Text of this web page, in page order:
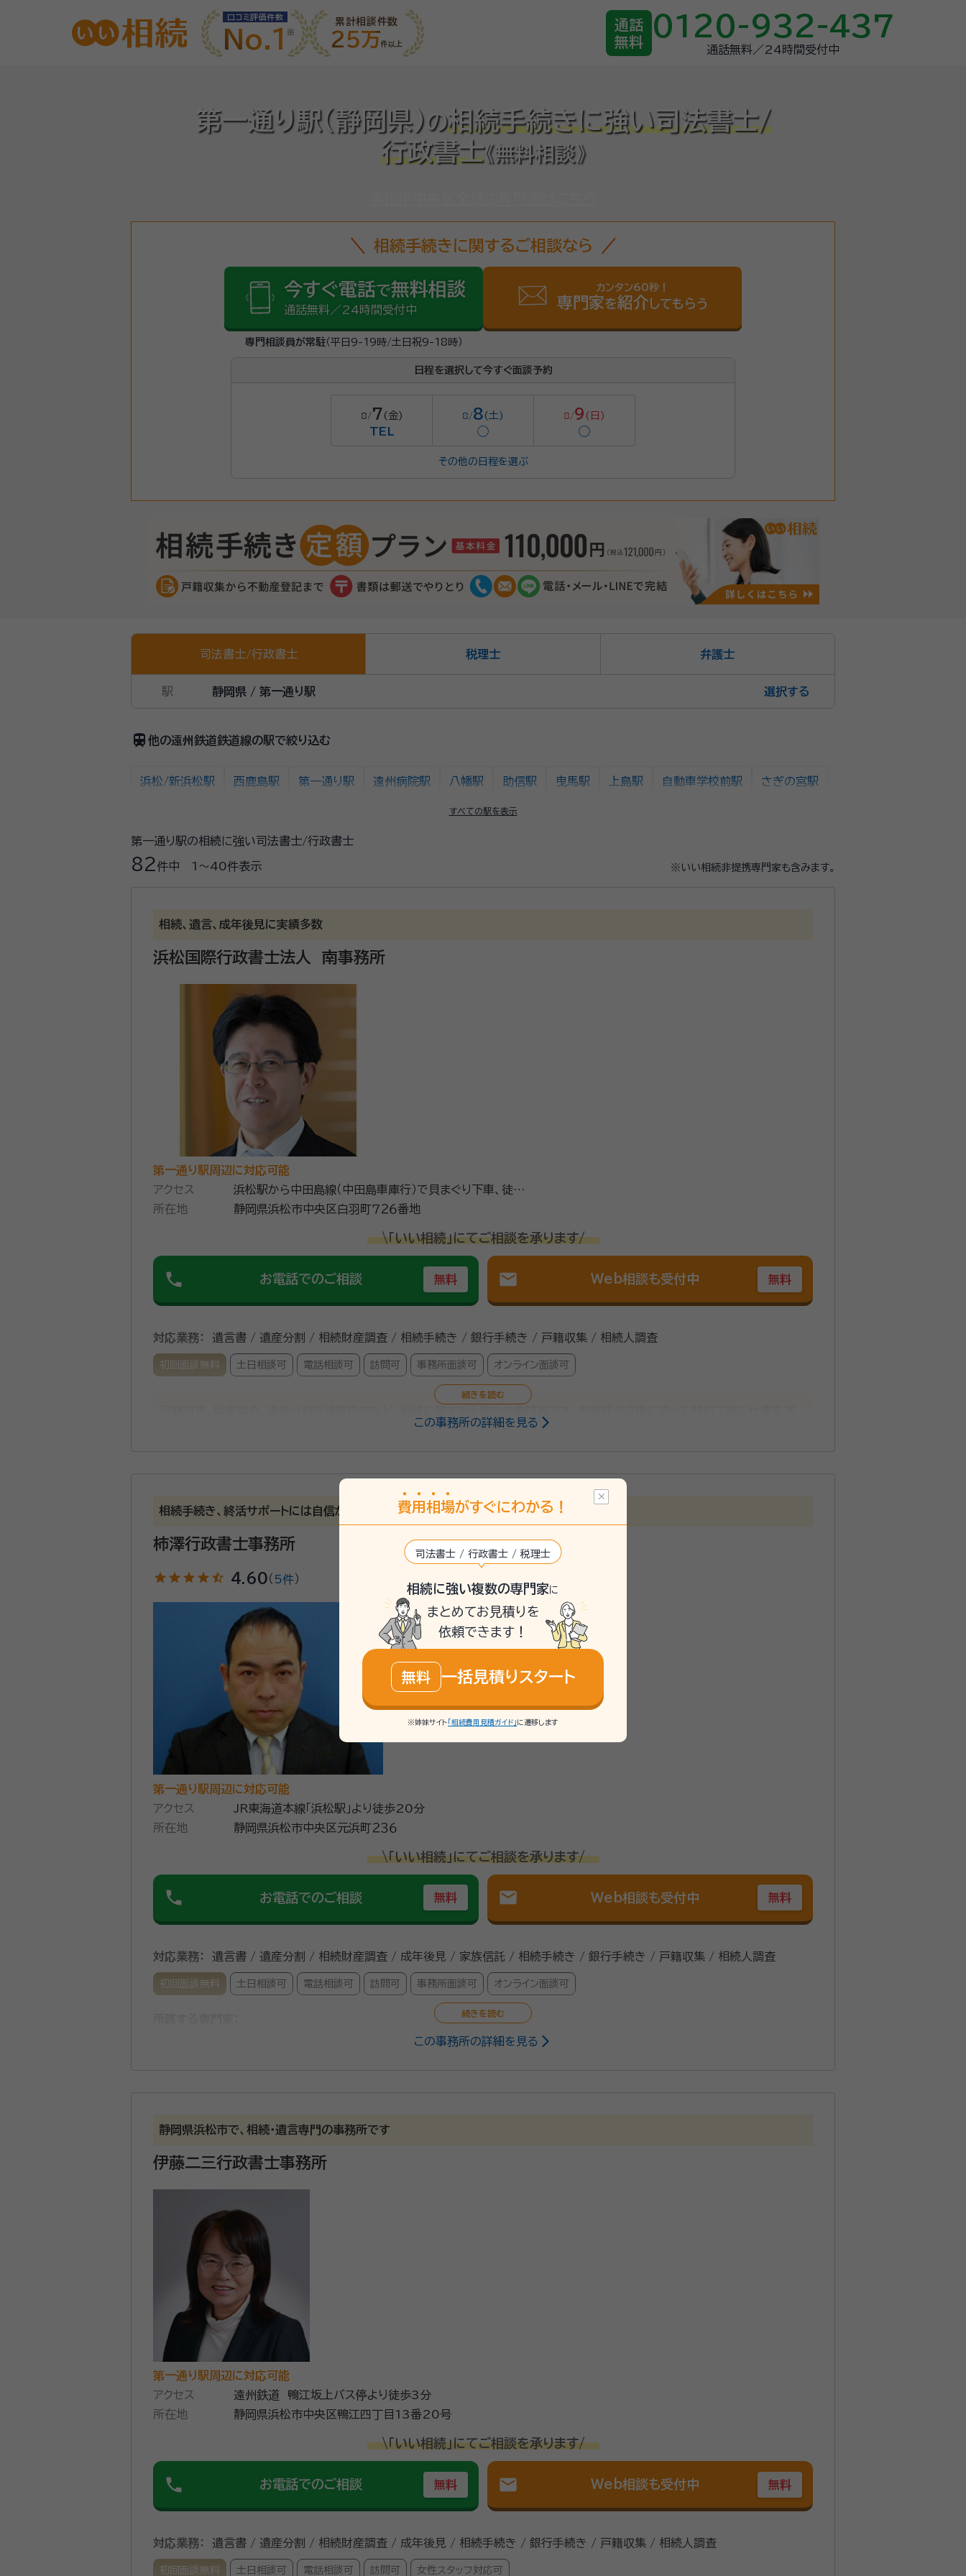
口コミ評価件数
No.1
累計相談件数
25万件以上
通話
無料
0120-932-437
通話無料／24時間受付中
第一通り駅(静岡県) の相続手続きに強い司法書士/
行政書士《無料相談》
相続手続きに関するご相談なら
今すぐ電話で無料相談
通話無料／24時間受付中
専門相談員が常駐（平日9-19時/土日祝9-18時）
カンタン60秒！
専門家を紹介 してもらう
日程を選択して今すぐ面談予約
8/7 (金)
TEL
8/8(土)
◯
8/9 (日)
◯
その他の日程を選ぶ
司法書士/行政書士 税理士 弁護士
駅 静岡県 / 第一通り駅 選択
train 他の遠州鉄道鉄道線の駅で絞り込む
すべての駅を表示
浜松/新浜松駅 西鹿島駅 第一通り駅 遠州病院駅 八幡駅 助信駅 曳馬駅 上島駅 自動車学校前駅 さぎの宮駅
美薗中央公園駅 遠州小林駅
第一通り駅の相続に強い司法書士/行政書士
82 件中 1〜40件表示 ※いい相続非提携専門家も含みます。
相続、遺言、成年後見に実績多数
浜松国際行政書士法人 南事務所
第一通り駅周辺に対応可能
アクセス
浜松駅から中田島線（中田島車庫行）で貝まぐり下車、徒歩
3分
所在地 静岡県浜松市中央区白羽町７２６番地
\「いい相続」にてご相談を承ります/
phone お電話でのご相談 無料 mail Web相談も受付中 無料
対応業務： 遺言書 / 遺産分割 / 相続財産調査 / 相続手続き / 銀行手続き / 戸籍収集 / 相続人調査
初回面談無料 土日相談可 電話相談可 訪問可 事務所面談可 オンライン面談可
この事務所の詳細を見る
相続手続き、終活サポートには自信があります！ 迅速丁寧お任せください。
柿澤行政書士事務所
star star star star star_half 4.60（ 5件）
第一通り駅周辺に対応可能
アクセス
JR東海道本線「浜松駅」より徒歩20分
所在地
静岡県浜松市中央区元浜町２３６
\「いい相続」にてご相談を承ります/
phone お電話でのご相談 無料 mail Web相談も受付中 無料
対応業務： 遺言書 / 遺産分割 / 相続財産調査 / 成年後見 / 家族信託 / 相続手続き / 銀行手続き / 戸籍収集 / 相続人調査
初回面談無料 土日相談可 電話相談可 訪問可 事務所面談可 オンライン面談可
行政書士、測量士、土木施工管理技士、造園施工管理技士、橋梁点検士
account_circle 満足度 4.0 ご利用時期：2023/11
親しみ深い方で、丁寧に教えてくださって安心できた為、お願いしました。
相続全般についてのご相談や終活に向けての「遺言書の作成」などお客様に寄り添った、丁寧な対応がモットーです。 相続手続き
の実績は多数あり、遺産分割協議書、相続関係図、書類の収集など迅速、丁寧に対応し、相続に関する手続きをお客様と共に、手
続き終了までご一緒に対応しております。 終活に向けての「遺言書の作成」「エンデイングノートの書き方」から「家族信託」「成年後
見契約」など、これから先のお手続きについても、多くのお客様の書類の作成や後見人手続きなど、親身に対応させていただき、
好評をいただいております。 土地のお困りごとによる、農地転用・都市計画の諸手続きから専門家チームとの連携による、財産の
有効活用のアドバイスも可能であり、大変好評をいただいております。 まちの身近な法律家として、お仕事やお困りごとを独自の
スタイルでお客様に情報を伝えることを得意とするフットワークの軽さが売りです。 ぜひ、お客様に寄り添ったご要望に全力でお
応えします。
資格等：
行政書士、測量士
この事務所の詳細を見る
静岡県浜松市で、相続・遺言専門の事務所です
伊藤二三行政書士事務所
第一通り駅周辺に対応可能
アクセス
遠州鉄道 鴨江坂上バス停より徒歩3分
所在地
静岡県浜松市中央区鴨江四丁目13番20号
\「いい相続」にてご相談を承ります/
phone お電話でのご相談 無料 mail Web相談も受付中 無料
対応業務： 遺言書 / 遺産分割 / 相続財産調査 / 成年後見 / 相続手続き / 銀行手続き / 戸籍収集 / 相続人調査
初回面談無料 土日相談可 電話相談可 訪問可 女性スタッフ対応可
費用 相場がすぐにわかる！
司法書士 / 行政書士 / 税理士
相続に強い複数の専門家に
まとめてお見積りを
依頼できます！
無料 一括見積りスタート
※姉妹サイト 「相続費用見積ガイド」 に遷移します